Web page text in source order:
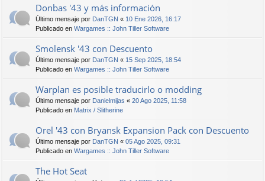
Donbas '43 y más información
Último mensaje por DanTGN « 10 Ene 2026, 16:17
Publicado en Wargames :: John Tiller Software
Smolensk '43 con Descuento
Último mensaje por DanTGN « 15 Sep 2025, 18:54
Publicado en Wargames :: John Tiller Software
Warplan es posible traducirlo o modding
Último mensaje por Danielmijas « 20 Ago 2025, 11:58
Publicado en Matrix / Slitherine
Orel '43 con Bryansk Expansion Pack con Descuento
Último mensaje por DanTGN « 05 Ago 2025, 09:31
Publicado en Wargames :: John Tiller Software
The Hot Seat